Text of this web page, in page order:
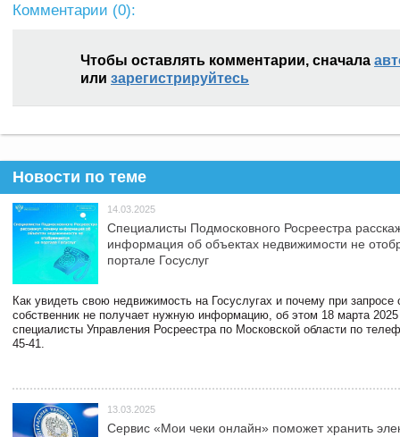
Комментарии (0):
Чтобы оставлять комментарии, сначала
или зарегистрируйтесь
Новости по теме
14.03.2025
Специалисты Подмосковного Росреестра
информация об объектах недвижимости не
портале Госуслуг
Как увидеть свою недвижимость на Госуслугах и почему при запросе
собственник не получает нужную информацию, об этом 18 марта 2025
специалисты Управления Росреестра по Московской области по
45-41.
13.03.2025
Сервис «Мои чеки онлайн» поможет хранить